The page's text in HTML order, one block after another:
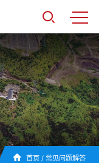
首页/ 常见问题解答